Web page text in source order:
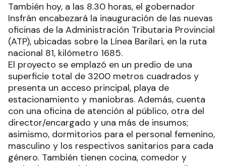
También hoy, a las 8.30 horas, el gobernador
Insfrán encabezará la inauguración de las nuevas
oficinas de la Administración Tributaria Provincial
(ATP), ubicadas sobre la Línea Barilari, en la ruta
nacional 81, kilómetro 1685.
El proyecto se emplazó en un predio de una
superficie total de 3200 metros cuadrados y
presenta un acceso principal, playa de
estacionamiento y maniobras. Además, cuenta
con una oficina de atención al público, otra del
director/encargado y una más de insumos;
asimismo, dormitorios para el personal femenino,
masculino y los respectivos sanitarios para cada
género. También tienen cocina, comedor y